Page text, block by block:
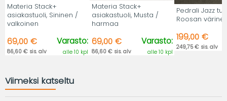
Materia Stack+
asiakastuoli, Sininen /
valkoinen
69,00 €
86,60 € sis. alv
Varasto:
alle 10 kpl
Materia Stack+
asiakastuoli, Musta /
harmaa
69,00 €
86,60 € sis. alv
Varasto:
alle 10 kpl
Pedrali Jazz
Roosan
199,00 €
249,75 € sis. alv
Viimeksi katseltu